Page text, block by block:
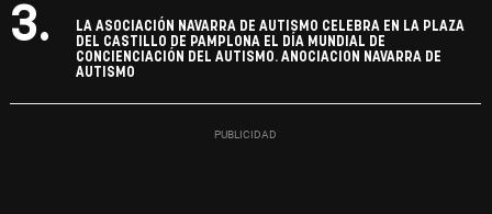
3.
LA ASOCIACIÓN NAVARRA DE AUTISMO CELEBRA EN LA PLAZA
DEL CASTILLO DE PAMPLONA EL DÍA MUNDIAL DE
CONCIENCIACIÓN DEL AUTISMO. ANOCIACION NAVARRA DE
AUTISMO